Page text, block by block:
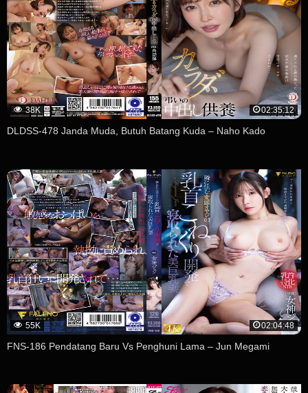
38K 02:35:12
DLDSS-478 Janda Muda, Butuh Batang Kuda – Naho Kado
55K 02:04:48
FNS-186 Pendatang Baru Vs Penghuni Lama – Jun Megami